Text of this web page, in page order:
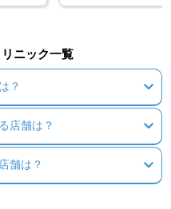
いて全
すが、
す。
きるのでオススメで
ニック一覧
？
店舗は？
舗は？